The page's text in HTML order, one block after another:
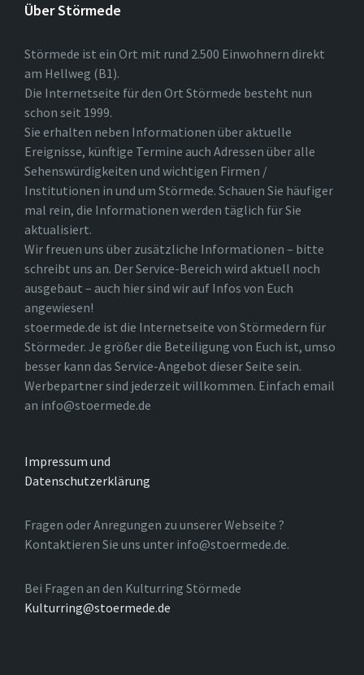
Über Störmede
Störmede ist ein Ort mit rund 2.500 Einwohnern direkt
am Hellweg (B1).
Die Internetseite für den Ort Störmede besteht nun
schon seit 1999.
Sie erhalten neben Informationen über aktuelle
Ereignisse, künftige Termine auch Adressen über alle
Sehenswürdigkeiten und wichtigen Firmen /
Institutionen in und um Störmede. Schauen Sie häufiger
mal rein, die Informationen werden täglich für Sie
aktualisiert.
Wir freuen uns über zusätzliche Informationen – bitte
schreibt uns an. Der Service-Bereich wird aktuell noch
ausgebaut – auch hier sind wir auf Infos von Euch
angewiesen!
stoermede.de ist die Internetseite von Störmedern für
Störmeder. Je größer die Beteiligung von Euch ist, umso
besser kann das Service-Angebot dieser Seite sein.
Werbepartner sind jederzeit willkommen. Einfach email
an info@stoermede.de
Impressum und
Datenschutzerklärung
Fragen oder Anregungen zu unserer Webseite ?
Kontaktieren Sie uns unter info@stoermede.de.
Bei Fragen an den Kulturring Störmede
Kulturring@stoermede.de